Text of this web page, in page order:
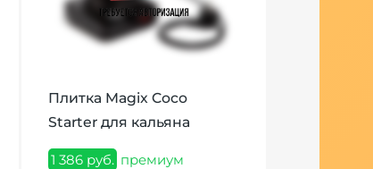
Плитка Magix Coco
Starter для кальяна
1 386 руб. премиум